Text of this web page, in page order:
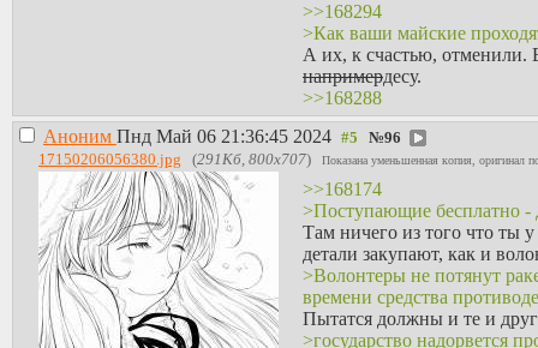
>>168294
>Как ваши майские
А их, к счастью, отменили.
напримердесу.
>>168288
>берут без высшего
Тебя возьмут куда-угодно
меда. Но ты хочешь ничего
>>168179
Амiнь
>>168180
Я бы и храм разбил на
инфа-100!
>>168218
>Кто знает украинский,
Анимэ вместо русни!!!
Аноним Пнд Май 06 21:36:45 2024 №96
17150206056380.jpg (291Кб, 800x707) Показана уменьшенная копия, оригинал
>>168174
>Поступающие бесплатно -
Там ничего из того что ты
детали закупают, как и
>Волонтеры не потянут
времени средства
Пытатся должны и те и
>государство надорвется